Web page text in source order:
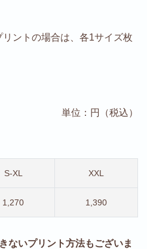
ントの場合は、各1サイズ枚
単位：円（税込）
S-XL XXL
1,270 1,390
ないプリント方法もございま